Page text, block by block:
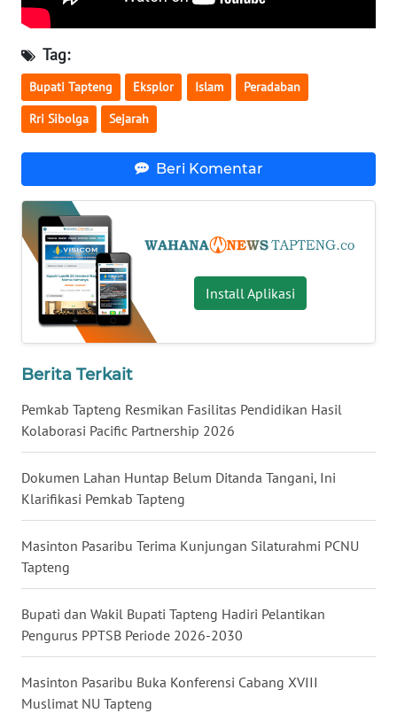
Tag:
Bupati Tapteng Eksplor Islam Peradaban
Rri Sibolga Sejarah
Beri Komentar
Install Aplikasi
Berita Terkait
Pemkab Tapteng Resmikan Fasilitas Pendidikan Hasil
Kolaborasi Pacific Partnership 2026
Dokumen Lahan Huntap Belum Ditanda Tangani, Ini
Klarifikasi Pemkab Tapteng
Masinton Pasaribu Terima Kunjungan Silaturahmi PCNU
Tapteng
Bupati dan Wakil Bupati Tapteng Hadiri Pelantikan
Pengurus PPTSB Periode 2026-2030
Masinton Pasaribu Buka Konferensi Cabang XVIII
Muslimat NU Tapteng
NUSANTARA
WN
JOGJA
WN
BALI
WN
KALBAR
WN
WN
KALTARA
WN
KALSEL
WN
KALTIM
WN
WN